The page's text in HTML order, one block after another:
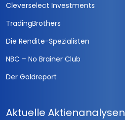
Cleverselect Investments
TradingBrothers
Die Rendite-Spezialisten
NBC – No Brainer Club
Der Goldreport
Aktuelle Aktienanalysen